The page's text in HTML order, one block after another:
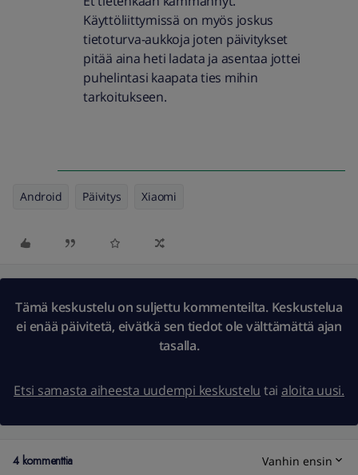
Käyttöliittymissä on myös joskus
tietoturva-aukkoja joten päivitykset
pitää aina heti ladata ja asentaa jottei
puhelintasi kaapata ties mihin
tarkoitukseen.
Android Päivitys Xiaomi
Tämä keskustelu on suljettu kommenteilta. Keskustelua
ei enää päivitetä, eivätkä sen tiedot ole välttämättä ajan
tasalla.
Etsi samasta aiheesta uudempi keskustelu tai aloita uusi.
4 kommenttia Vanhin ensin